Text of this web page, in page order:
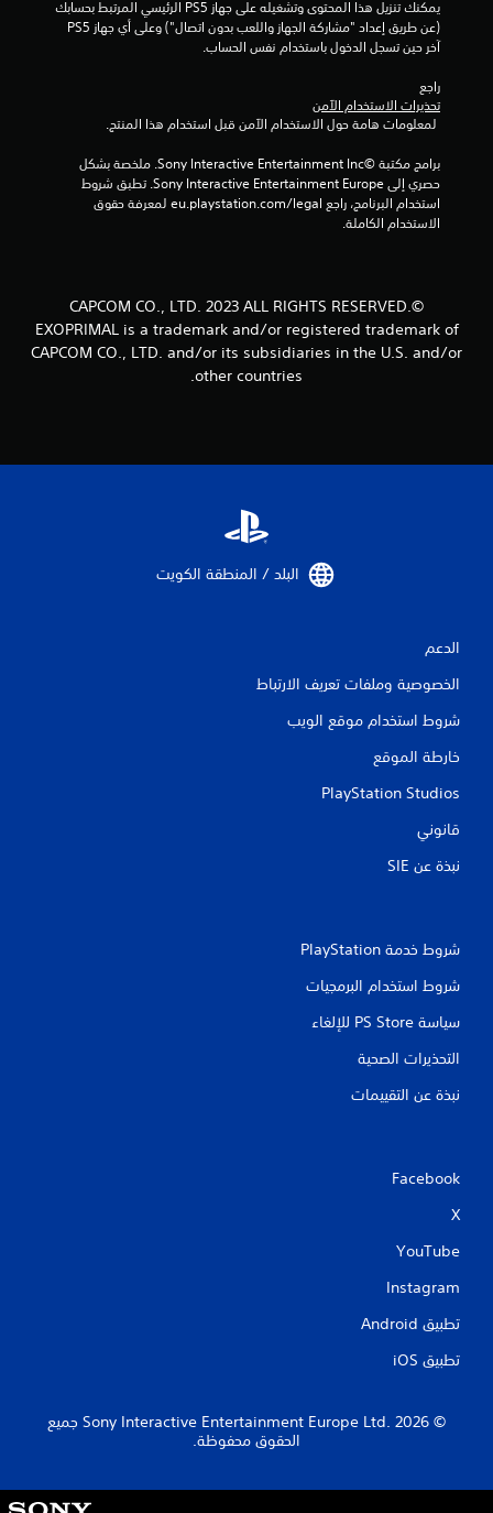
آخر حين تسجل الدخول باستخدام نفس الحساب.
راجع
تحذيرات الاستخدام الآمن
الاستخدام الكاملة.
©CAPCOM CO., LTD. 2023 ALL RIGHTS RESERVED.
EXOPRIMAL is a trademark and/or registered trademark of
CAPCOM CO., LTD. and/or its subsidiaries in the U.S. and/or
other countries.
البلد / المنطقة الكويت‏
الدعم
الخصوصية وملفات تعريف الارتباط
شروط استخدام موقع الويب
خارطة الموقع
PlayStation Studios
قانوني
نبذة عن SIE‏
شروط خدمة PlayStation‏
شروط استخدام البرمجيات
سياسة PS Store للإلغاء
التحذيرات الصحية
نبذة عن التقييمات
Facebook
X
YouTube
Instagram
تطبيق Android‏
تطبيق iOS‏
‏© 2026 Sony Interactive Entertainment Europe Ltd.‎ جميع
الحقوق محفوظة.